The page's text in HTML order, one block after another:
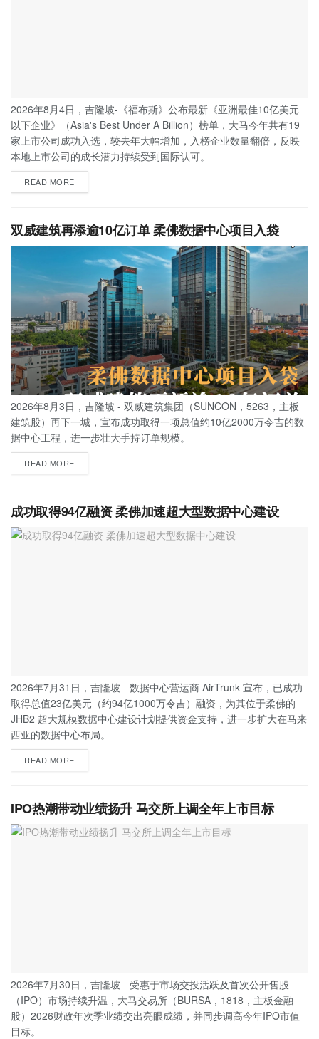
2026年8月4日，吉隆坡-《福布斯》公布最新《亚洲最佳10亿美元
以下企业》（Asia's Best Under A Billion）榜单，大马今年共有19
家上市公司成功入选，较去年大幅增加，入榜企业数量翻倍，反映
本地上市公司的成长潜力持续受到国际认可。
READ MORE
双威建筑再添逾10亿订单 柔佛数据中心项目入袋
2026年8月3日，吉隆坡 - 双威建筑集团（SUNCON，5263，主板
建筑股）再下一城，宣布成功取得一项总值约10亿2000万令吉的数
据中心工程，进一步壮大手持订单规模。
READ MORE
成功取得94亿融资 柔佛加速超大型数据中心建设
2026年7月31日，吉隆坡 - 数据中心营运商 AirTrunk 宣布，已成功
取得总值23亿美元（约94亿1000万令吉）融资，为其位于柔佛的
JHB2 超大规模数据中心建设计划提供资金支持，进一步扩大在马来
西亚的数据中心布局。
READ MORE
IPO热潮带动业绩扬升 马交所上调全年上市目标
2026年7月30日，吉隆坡 - 受惠于市场交投活跃及首次公开售股
（IPO）市场持续升温，大马交易所（BURSA，1818，主板金融
股）2026财政年次季业绩交出亮眼成绩，并同步调高今年IPO市值
目标。